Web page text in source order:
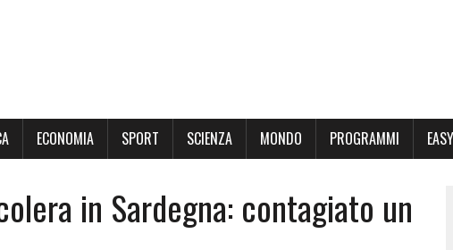
ECONOMIA SPORT SCIENZA MONDO PROGRAMMI
in Sardegna: contagiato un